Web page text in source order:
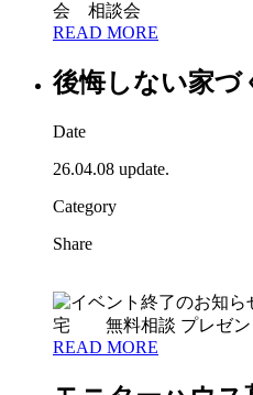
READ MORE
後悔しない家づ
Date
26.04.08 update.
Category
Share
READ MORE